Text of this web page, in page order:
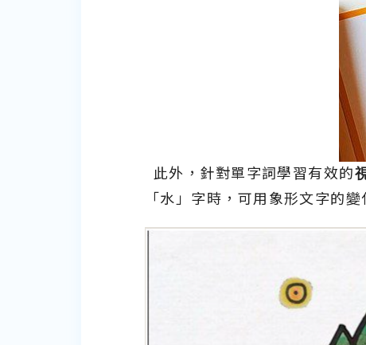
此外，針對單字詞學習有效的
「水」字時，可用象形文字的